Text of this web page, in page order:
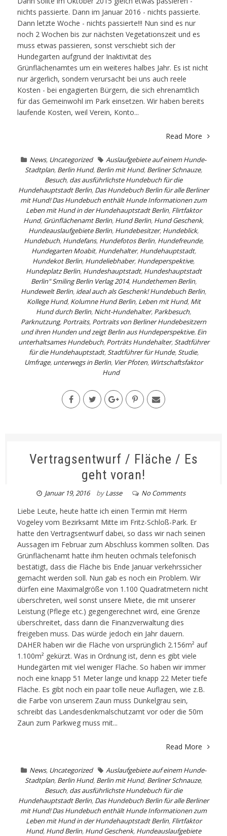
nichts passierte. Dann im Januar 2016 - nichts passierte.
Dann letzte Woche - nichts passierte!!! Nun sind es nur
noch 2 Wochen bis zur nächsten Vegetationszeit und es
muss etwas passieren, sonst verschiebt sich der
Hundegarten aufgrund der Inaktivität des
Grünflächenamtes um ein weiteres halbes Jahr. Es ist nicht
nur ärgerlich, sondern verursacht bei uns auch reele
Kosten - bei engagierten Bürgern, die sich ehrenamtlich
für das Gemeinwohl im Park einsetzen. Wir haben bereits
laufende Kosten, weil Verein, Konto...
Read More
News, Uncategorized
Auslaufgebiete auf einem Hunde-
Stadtplan, Berlin Hund, Berlin mit Hund, Berliner Schnauze,
Besuch, das ausführlichste Hundebuch für die
Hundehauptstadt Berlin, Das Hundebuch Berlin für alle Berliner
mit Hund! Das Hundebuch enthält Hunde Informationen zum
Leben mit Hund in der Hundehauptstadt Berlin, Flirtfaktor
Hund, Grünflächenamt Berlin, Hund Berlin, Hund Geschenk,
Hundeauslaufgebiete Berlin, Hundebesitzer, Hundeblick,
Hundebuch, Hundefans, Hundefotos Berlin, Hundefreunde,
Hundegarten Moabit, Hundehalter, Hundehauptstadt,
Hundekot Berlin, Hundeliebhaber, Hundeperspektive,
Hundeplatz Berlin, Hundeshauptstadt, Hundeshauptstadt
Berlin" Smiling Berlin Verlag 2014, Hundethemen Berlin,
Hundewelt Berlin, ideal auch als Geschenk! Hundebuch Berlin,
Kollege Hund, Kolumne Hund Berlin, Leben mit Hund, Mit
Hund durch Berlin, Nicht-Hundehalter, Parkbesuch,
Parknutzung, Portraits, Portraits von Berliner Hundebesitzern
und ihren Hunden und zeigt Berlin aus Hundeperspektive. Ein
unterhaltsames Hundebuch, Porträts Hundehalter,Stadtführer
für die Hundehauptstadt,Stadtführer für Hunde,Studie,
Umfrage, unterwegs in Berlin, Vier Pfoten, Wirtschaftsfaktor
Hund
Vertragsentwurf / Fläche / Es
geht voran!
Januar 19, 2016 byLasse No Comments
Liebe Leute, heute hatte ich einen Termin mit Herrn
Vogeley vom Bezirksamt Mitte im Fritz-Schloß-Park. Er
hatte den Vertragsentwurf dabei, so dass wir nach seinen
Aussagen im Februar zum Abschluss kommen sollten. Das
Grünflächenamt hatte ihm heuten ochmals telefonisch
bestätigt, dass die Fläche bis Ende Januar verkehrssicher
gemacht werden soll. Nun gab es noch ein Problem. Wir
dürfen eine Maximalgröße von 1.100 Quadratmetern nicht
überschreten, weil sonst unsere Miete, die mit unserer
Leistung (Pflege etc.) gegengerechnet wird, eine Grenze
überschreitet, dass dann die Finanzverwaltung dies
freigeben muss. Das würde jedoch ein Jahr dauern.
DAHER haben wir die Fläche von ursprünglich 2.156m² auf
1.100m² gekürzt. Was in Ordnung ist, denn es gibt viele
Hundegärten mit viel weniger Fläche. So haben wir immer
noch eine knapp 51 Meter lange und knapp 22 Meter tiefe
Fläche. Es gibt noch ein paar tolle neue Auflagen, wie z.B.
die Farbe von unserem Zaun muss Dunkelgrau sein,
schreibt das Landesdenkmalschutzamt vor oder die 50m
Zaun zum Parkweg muss mit...
Read More
News, Uncategorized
Auslaufgebiete auf einem Hunde-
Stadtplan, Berlin Hund, Berlin mit Hund, Berliner Schnauze,
Besuch, das ausführlichste Hundebuch für die
Hundehauptstadt Berlin, Das Hundebuch Berlin für alle Berliner
mit Hund! Das Hundebuch enthält Hunde Informationen zum
Leben mit Hund in der Hundehauptstadt Berlin, Flirtfaktor
Hund, Hund Berlin, Hund Geschenk, Hundeauslaufgebiete